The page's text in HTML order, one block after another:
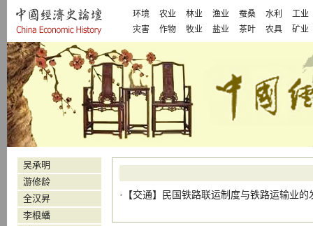
环境 农业 林业 渔业 蚕桑 水利
工业
灾害
作物 牧业 盐业 茶叶 农具 矿业
·【交通】 民国铁路联运制度与铁路运输业
吴承明
游修龄
全汉昇
李根蟠